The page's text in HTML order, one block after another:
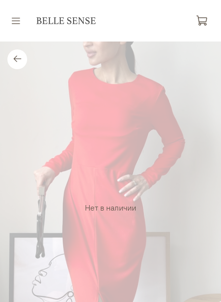
Нет в наличии